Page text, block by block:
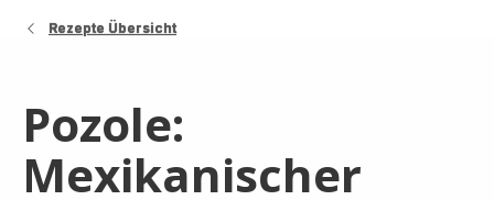
Rezepte Übersicht
Pozole:
Mexikanischer